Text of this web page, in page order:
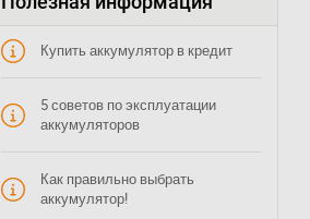
Купить аккумулятор в кредит
5 советов по эксплуатации
аккумуляторов
Как правильно выбрать
аккумулятор!